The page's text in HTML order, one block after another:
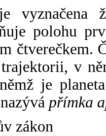
vyznačena
polohu
čtverečkem.
v
je
přímka
zákon